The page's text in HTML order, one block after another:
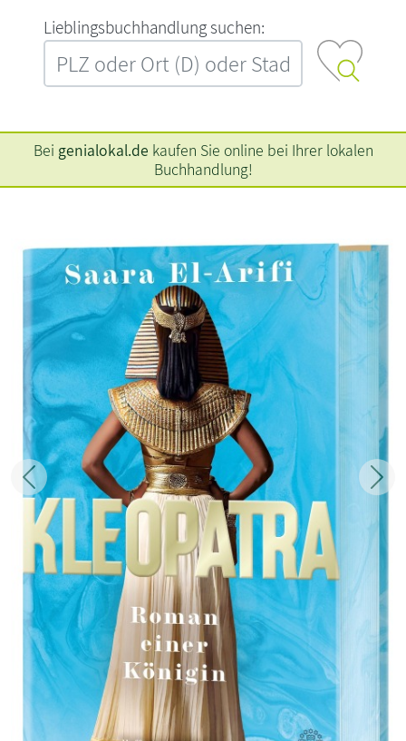
L‍i‍e‍b‍l‍i‍n‍g‍s‍b‍u‍c‍h‍h‍a‍n‍d‍l‍u‍n‍g‍ ‍s‍u‍c‍h‍e‍n‍:‍
Bei genialokal.de kaufen Sie online bei Ihrer lokalen
Buchhandlung!
Zurück